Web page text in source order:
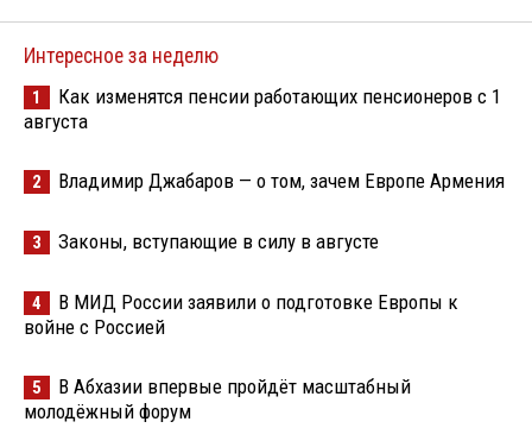
Интересное за неделю
1
Как изменятся пенсии работающих пенсионеров с 1
августа
2 Владимир Джабаров — о том, зачем Европе Армения
3 Законы, вступающие в силу в августе
4
В МИД России заявили о подготовке Европы к
войне с Россией
5
В Абхазии впервые пройдёт масштабный
молодёжный форум